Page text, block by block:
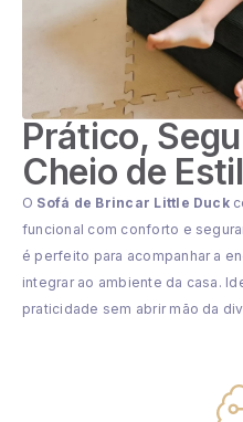
Prático,
Cheio de
O Sofá de Brincar Little Duck
funcional com conforto e
é perfeito para acompanhar a
integrar ao ambiente da casa.
praticidade sem abrir mão da